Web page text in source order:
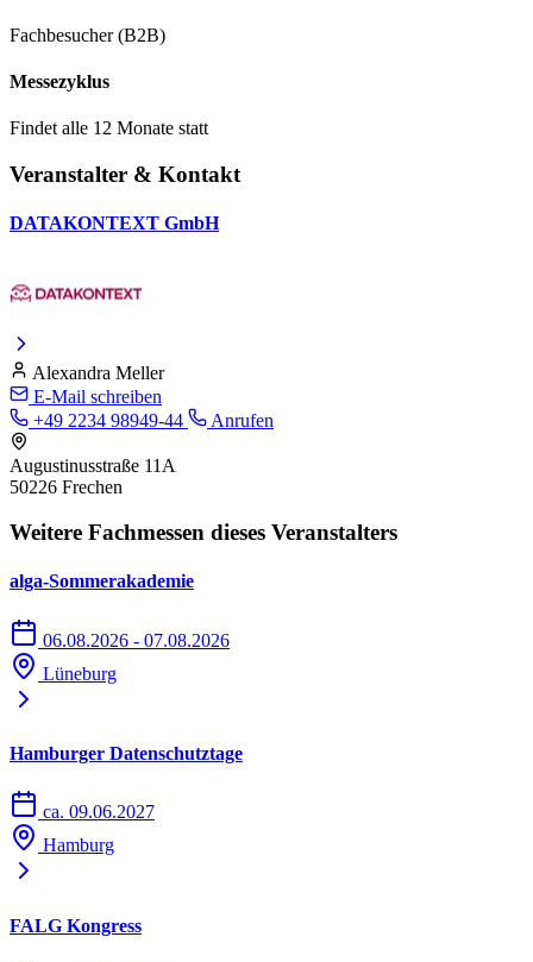
Fachbesucher (B2B)
Messezyklus
Findet alle 12 Monate statt
Veranstalter & Kontakt
DATAKONTEXT GmbH
Alexandra Meller
E-Mail schreiben
+49 2234 98949-44
Anrufen
Augustinusstraße 11A
50226 Frechen
Weitere Fachmessen dieses Veranstalters
alga-Sommerakademie
06.08.2026 - 07.08.2026
Lüneburg
Hamburger Datenschutztage
ca. 09.06.2027
Hamburg
FALG Kongress